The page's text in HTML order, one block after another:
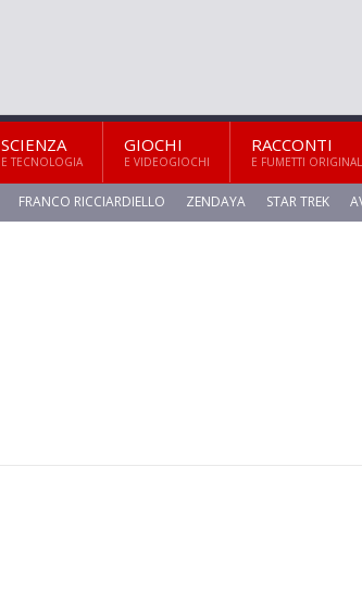
SCIENZA
E TECNOLOGIA
GIOCHI
E VIDEOGIOCHI
RACCONTI
E FUMETTI
FRANCO RICCIARDIELLO ZENDAYA STAR TREK